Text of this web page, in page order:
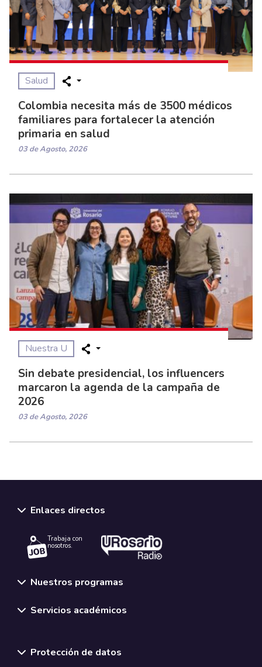
Salud
Colombia necesita más de 3500 médicos
familiares para fortalecer la atención
primaria en salud
03 de Agosto, 2026
Nuestra U
Sin debate presidencial, los influencers
marcaron la agenda de la campaña de
2026
03 de Agosto, 2026
Enlaces directos
Trabaja con
nosotros.
Nuestros programas
Servicios académicos
Protección de datos